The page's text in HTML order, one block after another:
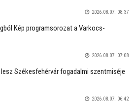
2026.08.07. 08:37
Kép programsorozat a Varkocs-
2026.08.07. 07:08
Székesfehérvár fogadalmi szentmiséje
2026.08.07. 06:42